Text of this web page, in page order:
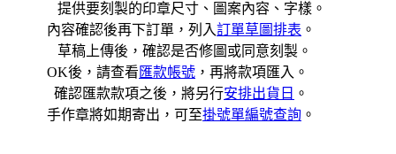
提供要刻製的印章尺寸、圖案內容、字樣。
內容確認後再下訂單，列入訂單草圖排表 。
草稿上傳後，確認是否修圖或同意刻製。
OK後，請查看 匯款帳號 ，再將款項匯入。
確認匯款款項之後，將另行安排出貨日 。
手作章將如期寄出，可至掛號單編號查詢 。